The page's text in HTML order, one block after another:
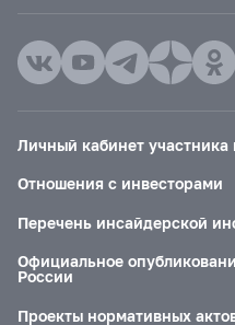
Личный кабинет
Отношения с инвесторами
Перечень инсайдерской
Официальное
России
Проекты нормативных